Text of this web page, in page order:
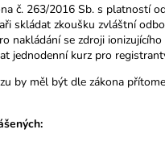
č. 263/2016 Sb. s platností
skládat zkoušku zvláštní
nakládání se zdroji ionizujícího
jednodenní kurz pro
by měl být dle zákona